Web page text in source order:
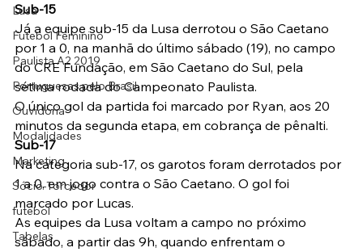
Lusa
Futebol Feminino
Paulista A2 2019
Portuguesas pelo Brasil
Ouvidoria
Modalidades
Marketing
Sócio-Torcedor
futebol
Tabelas
Sub-15
Já a equipe sub-15 da Lusa derrotou o São Caetano
por 1 a 0, na manhã do último sábado (19), no campo
do CRE Fundação, em São Caetano do Sul, pela
sétima rodada do Campeonato Paulista.
O único gol da partida foi marcado por Ryan, aos 20
minutos da segunda etapa, em cobrança de pênalti.
Sub-17
Na categoria sub-17, os garotos foram derrotados por
1 a 0, em jogo contra o São Caetano. O gol foi
marcado por Lucas.
As equipes da Lusa voltam a campo no próximo
sábado, a partir das 9h, quando enfrentam o